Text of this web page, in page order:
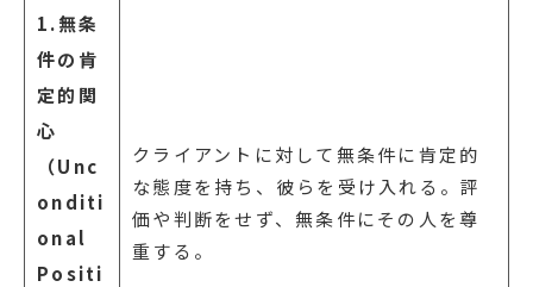
1.無条
件の肯
定的関
心
（Unc
onditi
onal
Positi
クライアントに対して無条件に肯定的
な態度を持ち、彼らを受け入れる。評
価や判断をせず、無条件にその人を尊
重する。